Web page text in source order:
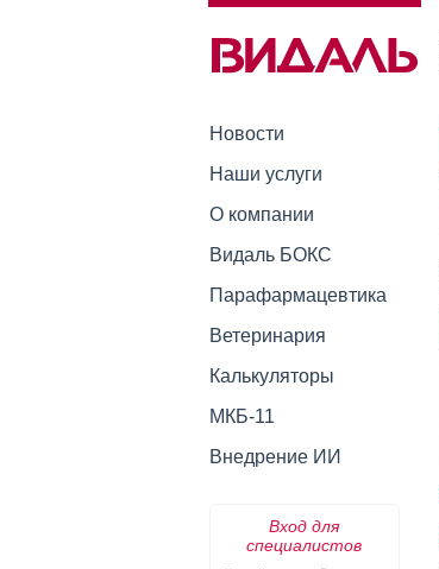
Новости
Наши услуги
О компании
Видаль БОКС
Парафармацевтика
Ветеринария
Калькуляторы
МКБ-11
Внедрение ИИ
Вход для
специалистов